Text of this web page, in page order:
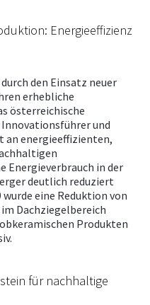
Energieeffizienz
den Einsatz neuer
erhebliche
österreichische
und
an energieeffizienten,
Energieverbrauch in der
deutlich reduziert
wurde eine Reduktion von
Dachziegelbereich
Produkten
für nachhaltige